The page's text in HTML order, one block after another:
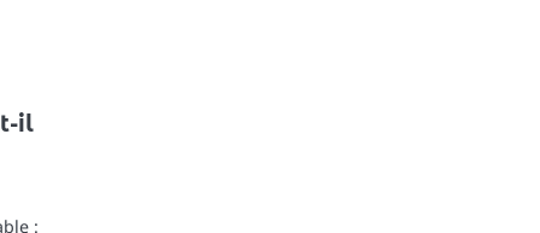
il
: